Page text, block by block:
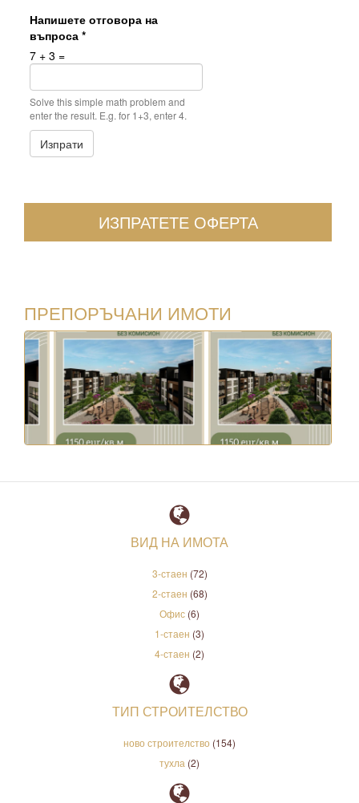
Напишете отговора на
въпроса *
7 + 3 =
Solve this simple math problem and
enter the result. E.g. for 1+3, enter 4.
Изпрати
ИЗПРАТЕТЕ ОФЕРТА
ПРЕПОРЪЧАНИ ИМОТИ
ВИД НА ИМОТА
3-стаен (72)
2-стаен (68)
Офис (6)
1-стаен (3)
4-стаен (2)
ТИП СТРОИТЕЛСТВО
ново строителство (154)
тухла (2)